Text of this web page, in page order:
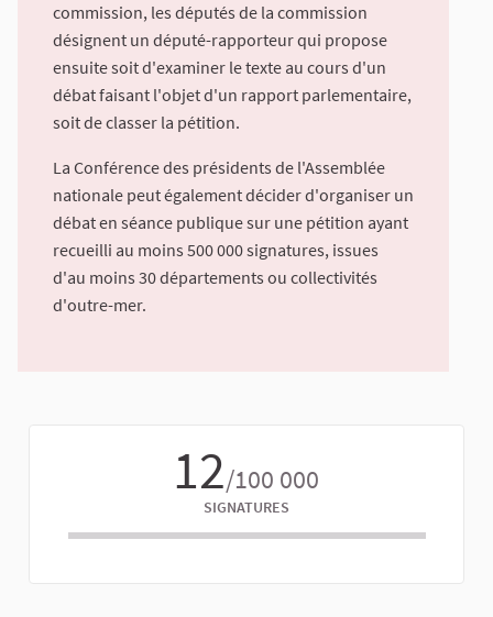
commission, les députés de la commission
désignent un député-rapporteur qui propose
ensuite soit d'examiner le texte au cours d'un
débat faisant l'objet d'un rapport parlementaire,
soit de classer la pétition.
La Conférence des présidents de l'Assemblée
nationale peut également décider d'organiser un
débat en séance publique sur une pétition ayant
recueilli au moins 500 000 signatures, issues
d'au moins 30 départements ou collectivités
d'outre-mer.
12/100 000
SIGNATURES